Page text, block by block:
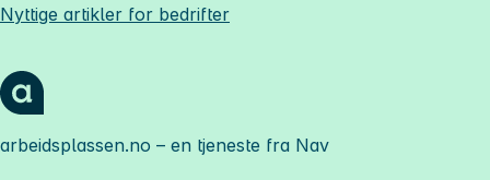
Nyttige artikler for bedrifter
arbeidsplassen.no – en tjeneste fra Nav